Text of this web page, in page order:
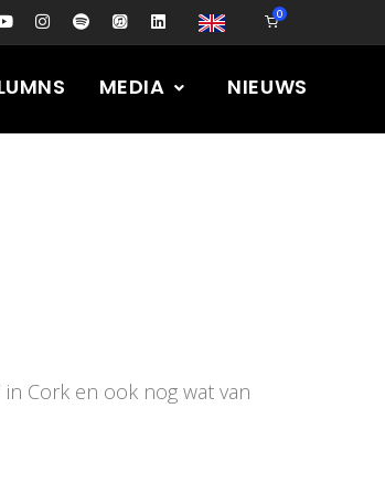
0
MEDIA NIEUWS
Cork en ook nog wat van